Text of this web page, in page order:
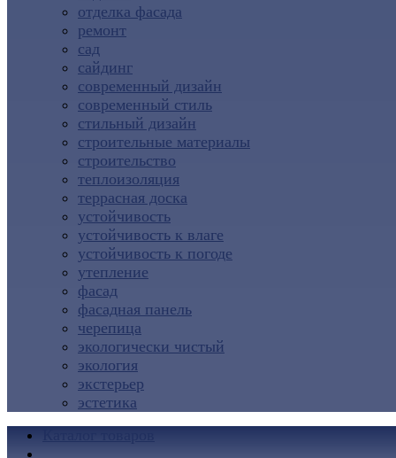
отделка фасада
ремонт
сад
сайдинг
современный дизайн
современный стиль
стильный дизайн
строительные материалы
строительство
теплоизоляция
террасная доска
устойчивость
устойчивость к влаге
устойчивость к погоде
утепление
фасад
фасадная панель
черепица
экологически чистый
экология
экстерьер
эстетика